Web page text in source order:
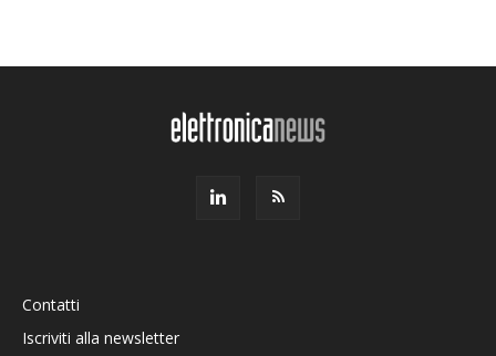
Contatti
Iscriviti alla newsletter